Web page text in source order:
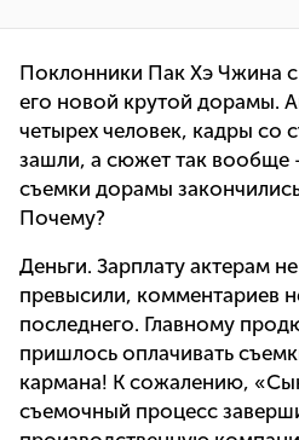
Поклонники Пак Хэ Чжина
его новой крутой дорамы.
четырех человек, кадры со
зашли, а сюжет так вообще
съемки дорамы
Почему?
Деньги. Зарплату актерам
превысили, комментариев
последнего. Главному
пришлось оплачивать
кармана! К сожалению,
съемочный процесс